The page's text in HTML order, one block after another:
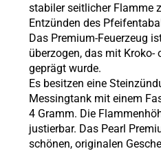
stabiler seitlicher Flamme
Entzünden des
Das Premium-Feuerzeug
überzogen, das mit Kroko-
geprägt wurde.
Es besitzen eine
Messingtank mit einem
4 Gramm. Die
justierbar. Das Pearl
schönen, originalen